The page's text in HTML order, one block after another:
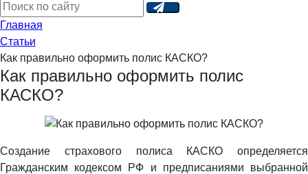
Главная
Статьи
Как правильно оформить полис КАСКО?
Как правильно оформить полис
КАСКО?
Создание страхового полиса КАСКО определяется
Гражданским кодексом РФ и предписаниями выбранной